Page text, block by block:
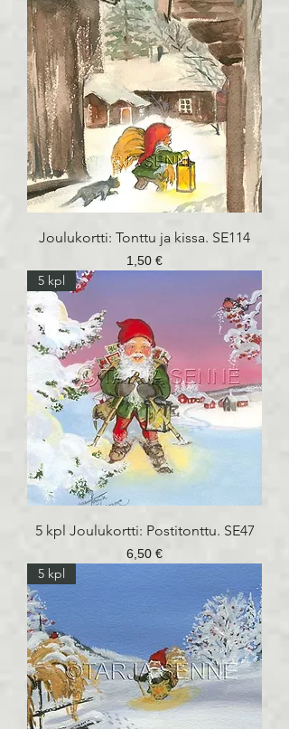
Joulukortti: Tonttu ja kissa. SE114
Hinta
1,50 €
5 kpl
5 kpl Joulukortti: Postitonttu. SE47
Hinta
6,50 €
5 kpl